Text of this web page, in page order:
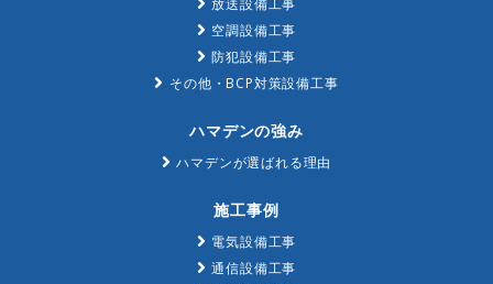
放送設備工事
空調設備工事
防犯設備工事
その他・BCP対策設備工事
ハマデンの強み
ハマデンが選ばれる理由
施工事例
電気設備工事
通信設備工事